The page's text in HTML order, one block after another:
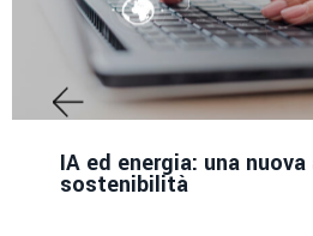
IA ed energia: una
sostenibilità